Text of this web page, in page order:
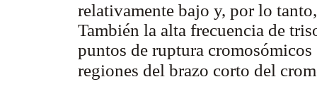
relativamente bajo y, por lo
También la alta frecuencia de
puntos de ruptura
regiones del brazo corto del